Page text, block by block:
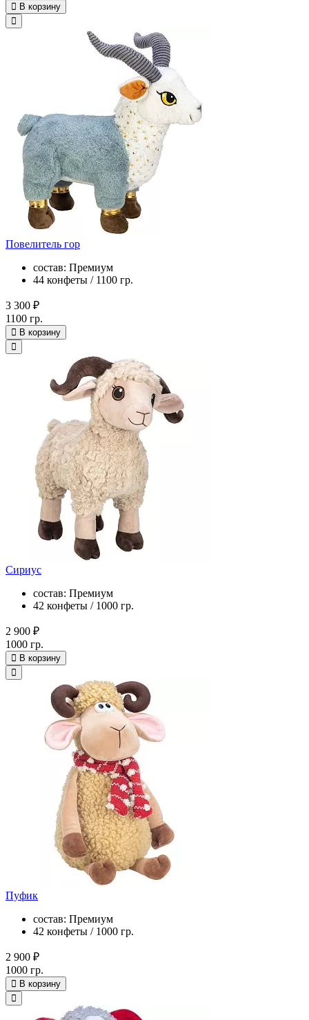
В корзину
Повелитель гор
состав: Премиум
44 конфеты / 1100 гр.
3 300 ₽
1100 гр.
В корзину
Сириус
состав: Премиум
42 конфеты / 1000 гр.
2 900 ₽
1000 гр.
В корзину
Пуфик
состав: Премиум
42 конфеты / 1000 гр.
2 900 ₽
1000 гр.
В корзину